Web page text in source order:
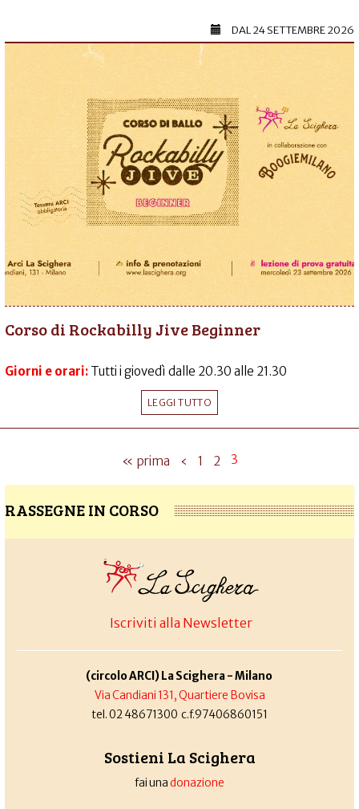
DAL24 SETTEMBRE 2026
Corso di Rockabilly Jive Beginner
Giorni e orari: Tutti i giovedì dalle 20.30 alle 21.30
LEGGI TUTTO
« prima ‹ 1 2 3
RASSEGNE IN CORSO
Iscriviti alla Newsletter
(circolo ARCI) La Scighera - Milano
Via Candiani 131, Quartiere Bovisa
tel. 02 48671300 c.f.97406860151
Sostieni La Scighera
fai unadonazione